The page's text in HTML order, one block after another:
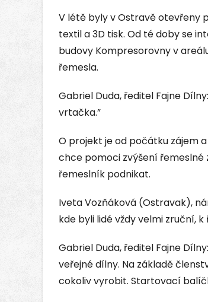
V létě byly v Ostravě otevřeny
textil a 3D tisk. Od té doby se
budovy Kompresorovny v
řemesla.
Gabriel Duda, ředitel Fajne
vrtačka.”
O projekt je od počátku zájem
chce pomoci zvýšení řemeslné
řemeslník podnikat.
Iveta Vozňáková (Ostravak),
kde byli lidé vždy velmi zruční,
Gabriel Duda, ředitel Fajne
veřejné dílny. Na základě
cokoliv vyrobit. Startovací